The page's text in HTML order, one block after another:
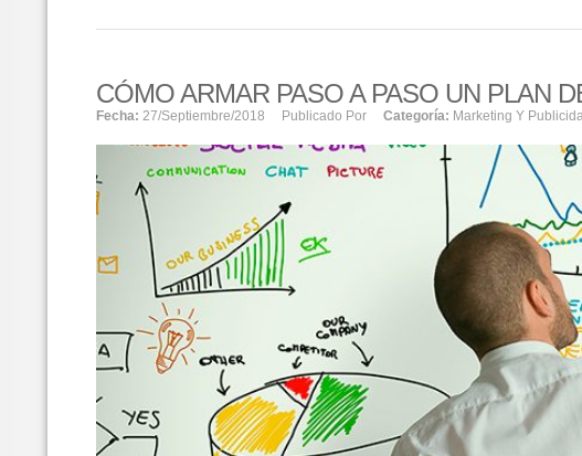
CÓMO ARMAR PASO A PASO UN PLAN
Fecha: 27/septiembre/2018 Publicado Por Categoría: Marketing Y